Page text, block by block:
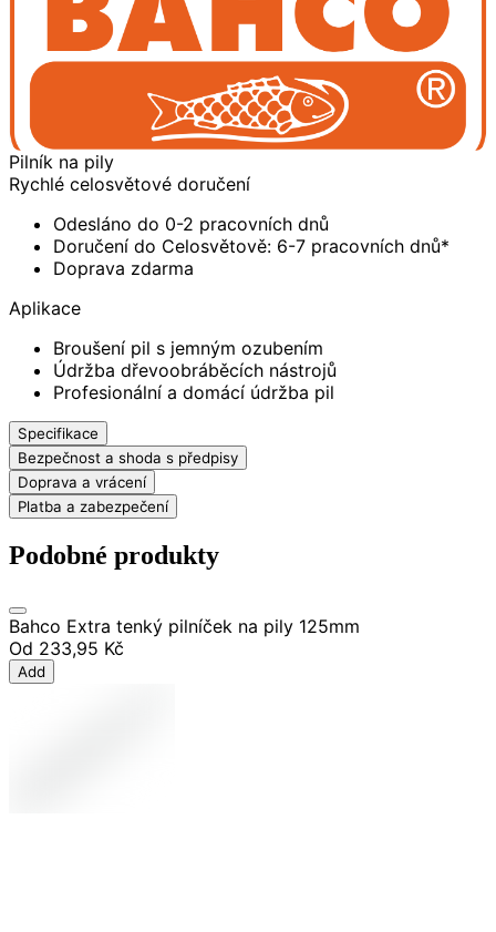
Pilník na pily
Rychlé celosvětové doručení
Odesláno do 0-2 pracovních dnů
Doručení do Celosvětově: 6-7 pracovních dnů*
Doprava zdarma
Aplikace
Broušení pil s jemným ozubením
Údržba dřevoobráběcích nástrojů
Profesionální a domácí údržba pil
Specifikace
Bezpečnost a shoda s předpisy
Doprava a vrácení
Platba a zabezpečení
Podobné produkty
Bahco Extra tenký pilníček na pily 125mm
Od 233,95 Kč
Add